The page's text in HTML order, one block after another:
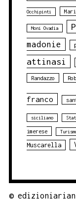
Occhipinti
Moni Ovadia
madonie
attinasi
Randazzo
franco
siciliano
imerese
Muscarella
©